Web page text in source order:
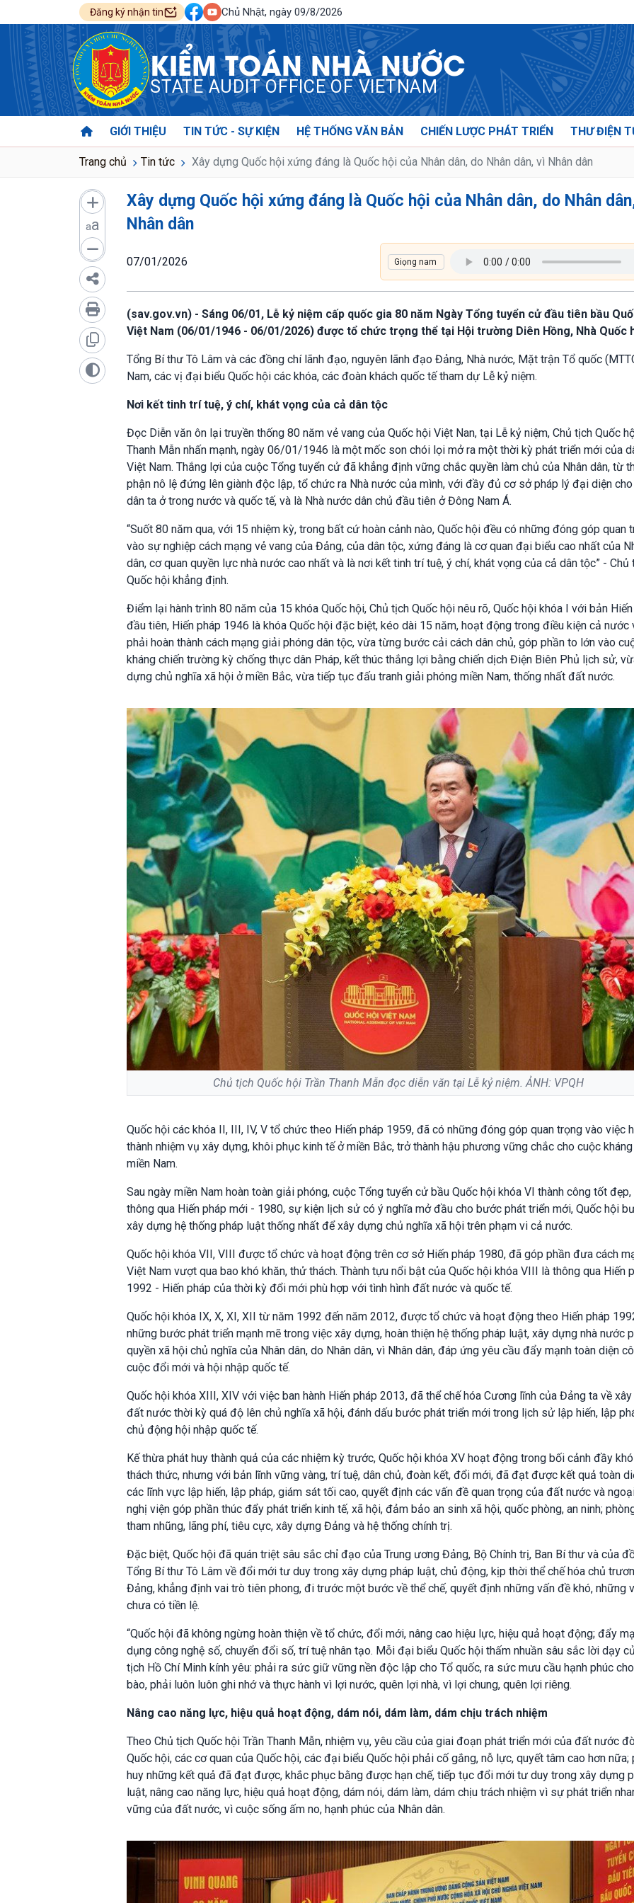
Đăng ký nhận tin Chủ Nhật, ngày 09/8/2026
KIỂM TOÁN NHÀ NƯỚC
STATE AUDIT OFFICE OF VIETNAM
GIỚI THIỆU TIN TỨC - SỰ KIỆN HỆ THỐNG VĂN BẢN CHIẾN LƯỢC PHÁT TRIỂN THƯ ĐIỆN
Trang chủ Tin tức Xây dựng Quốc hội xứng đáng là Quốc hội của Nhân dân, do Nhân dân, vì Nhân dân
aa
Xây dựng Quốc hội xứng đáng là Quốc hội của Nhân dân, do Nhân
Nhân dân
07/01/2026
(sav.gov.vn) - Sáng 06/01, Lễ kỷ niệm cấp quốc gia 80 năm Ngày Tổng tuyển cử đầu tiên bầu
Việt Nam (06/01/1946 - 06/01/2026) được tổ chức trọng thể tại Hội trường Diên Hồng, Nhà Quốc
Tổng Bí thư Tô Lâm và các đồng chí lãnh đạo, nguyên lãnh đạo Đảng, Nhà nước, Mặt trận Tổ quốc
Nam, các vị đại biểu Quốc hội các khóa, các đoàn khách quốc tế tham dự Lễ kỷ niệm.
Nơi kết tinh trí tuệ, ý chí, khát vọng của cả dân tộc
Đọc Diễn văn ôn lại truyền thống 80 năm vẻ vang của Quốc hội Việt Nan, tại Lễ kỷ niệm, Chủ tịch Quốc
Thanh Mẫn nhấn mạnh, ngày 06/01/1946 là một mốc son chói lọi mở ra một thời kỳ phát triển mới của
Việt Nam. Thắng lợi của cuộc Tổng tuyển cử đã khẳng định vững chắc quyền làm chủ của Nhân dân, từ
phận nô lệ đứng lên giành độc lập, tổ chức ra Nhà nước của mình, với đầy đủ cơ sở pháp lý đại diện
dân ta ở trong nước và quốc tế, và là Nhà nước dân chủ đầu tiên ở Đông Nam Á.
“Suốt 80 năm qua, với 15 nhiệm kỳ, trong bất cứ hoàn cảnh nào, Quốc hội đều có những đóng góp quan
vào sự nghiệp cách mạng vẻ vang của Đảng, của dân tộc, xứng đáng là cơ quan đại biểu cao nhất của
dân, cơ quan quyền lực nhà nước cao nhất và là nơi kết tinh trí tuệ, ý chí, khát vọng của cả dân tộc” - Chủ
Quốc hội khẳng định.
Điểm lại hành trình 80 năm của 15 khóa Quốc hội, Chủ tịch Quốc hội nêu rõ, Quốc hội khóa I với bản
đầu tiên, Hiến pháp 1946 là khóa Quốc hội đặc biệt, kéo dài 15 năm, hoạt động trong điều kiện cả nước
phải hoàn thành cách mạng giải phóng dân tộc, vừa từng bước cải cách dân chủ, góp phần to lớn vào
kháng chiến trường kỳ chống thực dân Pháp, kết thúc thắng lợi bằng chiến dịch Điện Biên Phủ lịch sử,
dựng chủ nghĩa xã hội ở miền Bắc, vừa tiếp tục đấu tranh giải phóng miền Nam, thống nhất đất nước.
Chủ tịch Quốc hội Trần Thanh Mẫn đọc diễn văn tại Lễ kỷ niệm. ẢNH: VPQH
Quốc hội các khóa II, III, IV, V tổ chức theo Hiến pháp 1959, đã có những đóng góp quan trọng vào việc
thành nhiệm vụ xây dựng, khôi phục kinh tế ở miền Bắc, trở thành hậu phương vững chắc cho cuộc
miền Nam.
Sau ngày miền Nam hoàn toàn giải phóng, cuộc Tổng tuyển cử bầu Quốc hội khóa VI thành công tốt
thông qua Hiến pháp mới - 1980, sự kiện lịch sử có ý nghĩa mở đầu cho bước phát triển mới, Quốc hội
xây dựng hệ thống pháp luật thống nhất để xây dựng chủ nghĩa xã hội trên phạm vi cả nước.
Quốc hội khóa VII, VIII được tổ chức và hoạt động trên cơ sở Hiến pháp 1980, đã góp phần đưa cách
Việt Nam vượt qua bao khó khăn, thử thách. Thành tựu nổi bật của Quốc hội khóa VIII là thông qua Hiến
1992 - Hiến pháp của thời kỳ đổi mới phù hợp với tình hình đất nước và quốc tế.
Quốc hội khóa IX, X, XI, XII từ năm 1992 đến năm 2012, được tổ chức và hoạt động theo Hiến pháp
những bước phát triển mạnh mẽ trong việc xây dựng, hoàn thiện hệ thống pháp luật, xây dựng nhà nước
quyền xã hội chủ nghĩa của Nhân dân, do Nhân dân, vì Nhân dân, đáp ứng yêu cầu đẩy mạnh toàn diện
cuộc đổi mới và hội nhập quốc tế.
Quốc hội khóa XIII, XIV với việc ban hành Hiến pháp 2013, đã thể chế hóa Cương lĩnh của Đảng ta về
đất nước thời kỳ quá độ lên chủ nghĩa xã hội, đánh dấu bước phát triển mới trong lịch sử lập hiến, lập
chủ động hội nhập quốc tế.
Kế thừa phát huy thành quả của các nhiệm kỳ trước, Quốc hội khóa XV hoạt động trong bối cảnh đầy
thách thức, nhưng với bản lĩnh vững vàng, trí tuệ, dân chủ, đoàn kết, đổi mới, đã đạt được kết quả toàn
các lĩnh vực lập hiến, lập pháp, giám sát tối cao, quyết định các vấn đề quan trọng của đất nước và
nghị viện góp phần thúc đẩy phát triển kinh tế, xã hội, đảm bảo an sinh xã hội, quốc phòng, an ninh;
tham nhũng, lãng phí, tiêu cực, xây dựng Đảng và hệ thống chính trị.
Đặc biệt, Quốc hội đã quán triệt sâu sắc chỉ đạo của Trung ương Đảng, Bộ Chính trị, Ban Bí thư và của
Tổng Bí thư Tô Lâm về đổi mới tư duy trong xây dựng pháp luật, chủ động, kịp thời thể chế hóa chủ
Đảng, khẳng định vai trò tiên phong, đi trước một bước về thể chế, quyết định những vấn đề khó, những
chưa có tiền lệ.
“Quốc hội đã không ngừng hoàn thiện về tổ chức, đổi mới, nâng cao hiệu lực, hiệu quả hoạt động; đẩy
dụng công nghệ số, chuyển đổi số, trí tuệ nhân tạo. Mỗi đại biểu Quốc hội thấm nhuần sâu sắc lời dạy
tịch Hồ Chí Minh kính yêu: phải ra sức giữ vững nền độc lập cho Tổ quốc, ra sức mưu cầu hạnh phúc
bào, phải luôn luôn ghi nhớ và thực hành vì lợi nước, quên lợi nhà, vì lợi chung, quên lợi riêng.
Nâng cao năng lực, hiệu quả hoạt động, dám nói, dám làm, dám chịu trách nhiệm
Theo Chủ tịch Quốc hội Trần Thanh Mẫn, nhiệm vụ, yêu cầu của giai đoạn phát triển mới của đất nước
Quốc hội, các cơ quan của Quốc hội, các đại biểu Quốc hội phải cố gắng, nỗ lực, quyết tâm cao hơn nữa;
huy những kết quả đã đạt được, khắc phục bằng được hạn chế, tiếp tục đổi mới tư duy trong xây dựng
luật, nâng cao năng lực, hiệu quả hoạt động, dám nói, dám làm, dám chịu trách nhiệm vì sự phát triển
vững của đất nước, vì cuộc sống ấm no, hạnh phúc của Nhân dân.